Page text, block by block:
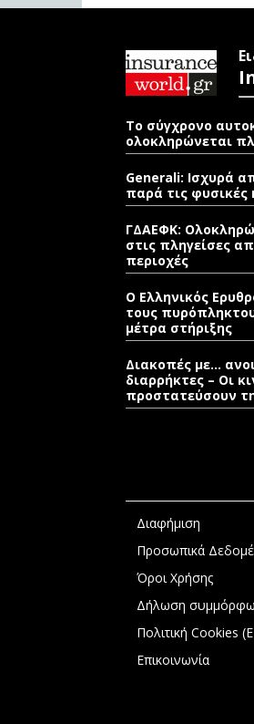
Το σύγχρονο
ολοκληρώνεται
Generali: Ισχυρά
παρά τις
ΓΔΑΕΦΚ:
στις πληγείσες
περιοχές
Ο Ελληνικός
τους
μέτρα στήριξης
Διακοπές με…
διαρρήκτες – Οι
προστατεύσουν
Διαφήμιση
Προσωπικά
Όροι Χρήσης
Δήλωση
Πολιτική Cookies
Επικοινωνία